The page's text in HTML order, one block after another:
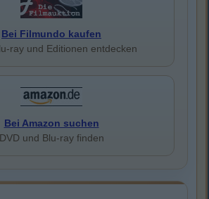
Bei Filmundo kaufen
ray und Editionen entdecken
Bei Amazon suchen
DVD und Blu-ray finden